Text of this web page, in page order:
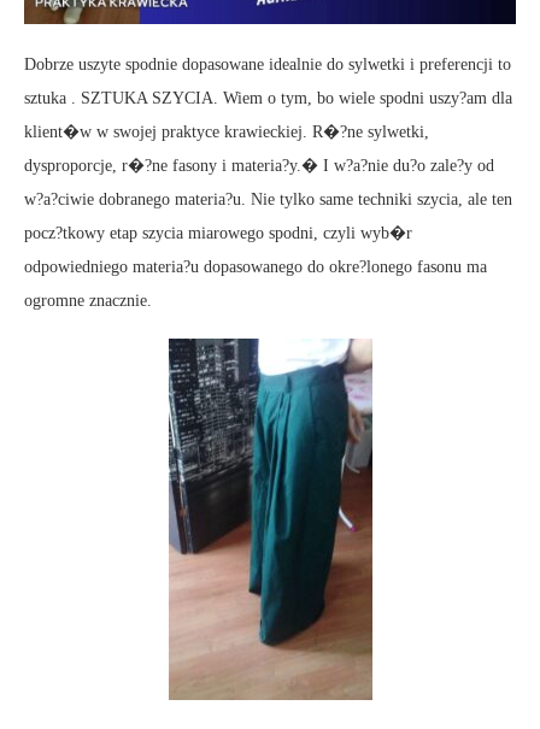
Dobrze uszyte spodnie dopasowane idealnie do sylwetki i preferencji to
sztuka . SZTUKA SZYCIA. Wiem o tym, bo wiele spodni uszy?am dla
klient�w w swojej praktyce krawieckiej. R�?ne sylwetki,
dysproporcje, r�?ne fasony i materia?y.� I w?a?nie du?o zale?y od
w?a?ciwie dobranego materia?u. Nie tylko same techniki szycia, ale ten
pocz?tkowy etap szycia miarowego spodni, czyli wyb�r
odpowiedniego materia?u dopasowanego do okre?lonego fasonu ma
ogromne znacznie.